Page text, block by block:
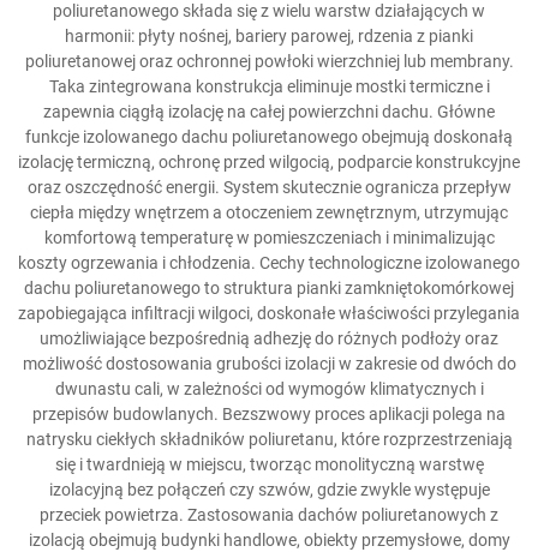
poliuretanowego składa się z wielu warstw działających w
harmonii: płyty nośnej, bariery parowej, rdzenia z pianki
poliuretanowej oraz ochronnej powłoki wierzchniej lub membrany.
Taka zintegrowana konstrukcja eliminuje mostki termiczne i
zapewnia ciągłą izolację na całej powierzchni dachu. Główne
funkcje izolowanego dachu poliuretanowego obejmują doskonałą
izolację termiczną, ochronę przed wilgocią, podparcie konstrukcyjne
oraz oszczędność energii. System skutecznie ogranicza przepływ
ciepła między wnętrzem a otoczeniem zewnętrznym, utrzymując
komfortową temperaturę w pomieszczeniach i minimalizując
koszty ogrzewania i chłodzenia. Cechy technologiczne izolowanego
dachu poliuretanowego to struktura pianki zamkniętokomórkowej
zapobiegająca infiltracji wilgoci, doskonałe właściwości przylegania
umożliwiające bezpośrednią adhezję do różnych podłoży oraz
możliwość dostosowania grubości izolacji w zakresie od dwóch do
dwunastu cali, w zależności od wymogów klimatycznych i
przepisów budowlanych. Bezszwowy proces aplikacji polega na
natrysku ciekłych składników poliuretanu, które rozprzestrzeniają
się i twardnieją w miejscu, tworząc monolityczną warstwę
izolacyjną bez połączeń czy szwów, gdzie zwykle występuje
przeciek powietrza. Zastosowania dachów poliuretanowych z
izolacją obejmują budynki handlowe, obiekty przemysłowe, domy